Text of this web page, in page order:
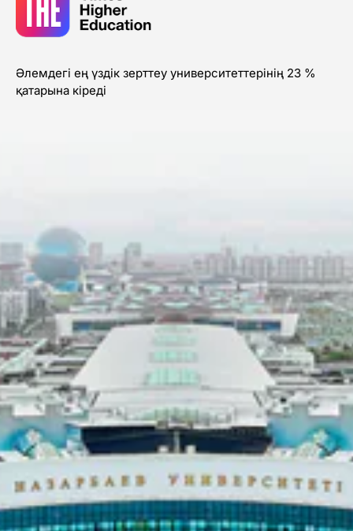
Әлемдегі ең үздік зерттеу университеттерінің 23 %
қатарына кіреді